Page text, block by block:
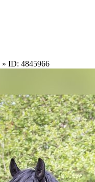
» ID: 4845966